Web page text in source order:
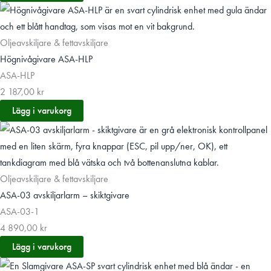
Oljeavskiljare & fettavskiljare
Högnivågivare ASA-HLP
ASA-HLP
2 187,00 kr
Lägg i varukorg
Oljeavskiljare & fettavskiljare
ASA-03 avskiljarlarm – skiktgivare
ASA-03-1
4 890,00 kr
Lägg i varukorg